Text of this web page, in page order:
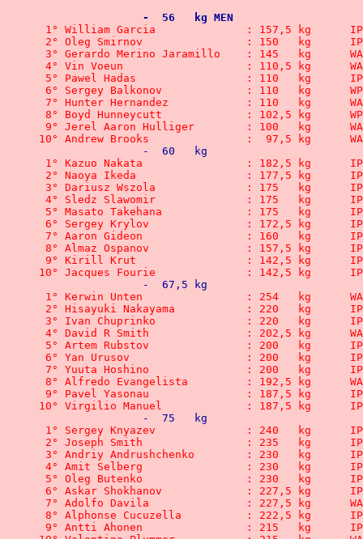
		-  56   kg MEN
1° William Garcia
2° Oleg Smirnov
3° Gerardo
4° Vin
5° Pawel Hadas
6° Sergey Balkonov
7° Hunter
8° Boyd Hunneycutt
9° Jerel Aaron
10° Andrew
		-  60   kg
1° Kazuo Nakata
2° Naoya Ikeda
3° Dariusz Wszola
4° Sledz Slawomir
5° Masato Takehana
6° Sergey Krylov
7° Aaron Gideon
8° Almaz Ospanov
9° Kirill Krut
10° Jacques Fourie
		-  67,5 kg
1° Kerwin
2° Hisayuki
3° Ivan Chuprinko
4° David R
5° Artem Rubstov
6° Yan Urusov
7° Yuuta Hoshino
8° Alfredo
9° Pavel Yasonau
10° Virgilio Manuel
		-  75   kg
1° Sergey Knyazev
2° Joseph Smith
3° Andriy
4° Amit Selberg
5° Oleg Butenko
6° Askar Shokhanov
7° Adolfo
8° Alphonse
9° Antti Ahonen